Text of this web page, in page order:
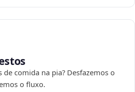
comida na pia? Desfazemos o
o fluxo.